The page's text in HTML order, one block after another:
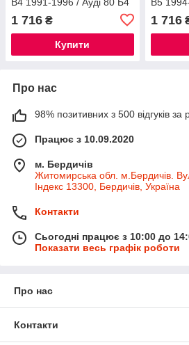
1 716 ₴
Купити
1 716
Про нас
98% позитивних з 500 відгуків за
Працює з 10.09.2020
м. Бердичів
Житомирська обл. м.Бердичів.
Індекс 13300, Бердичів, Україна
Контакти
Сьогодні працює з 10:00 до
Показати весь графік роботи
Про нас
Контакти